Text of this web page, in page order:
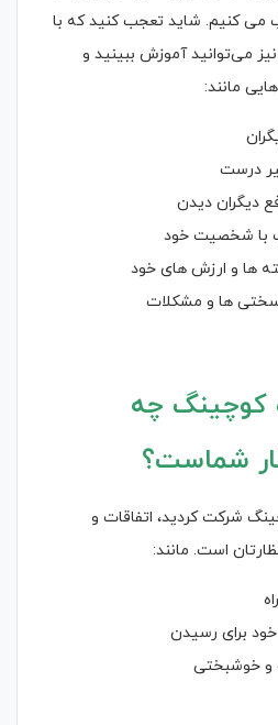
کنیم. شاید تعجب کنید که با
می‌توانید آموزش ببینید و
مانند:
درست
دیگران دیدن
با شخصیت خود
ها و ارزش های خود
سختی ها و مشکلات
کوچینگ چه
شماست؟
شرکت کردید، اتفاقات و
است. مانند:
برای رسیدن
و خوشبختی